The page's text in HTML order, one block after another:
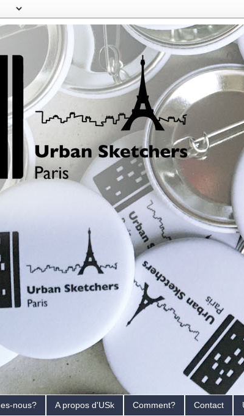
nous? A propos d'USk Comment? Contact